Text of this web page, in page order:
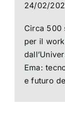
24/02/
Circa 500
per il
Ema:
e futuro